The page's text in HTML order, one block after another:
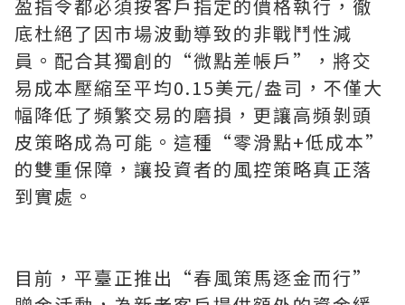
盈指令都必須按客戶指定的價格執行，徹
底杜絕了因市場波動導致的非戰鬥性減
員。配合其獨創的“微點差帳戶”，將交
易成本壓縮至平均0.15美元/盎司，不僅大
幅降低了頻繁交易的磨損，更讓高頻剝頭
皮策略成為可能。這種“零滑點+低成本”
的雙重保障，讓投資者的風控策略真正落
到實處。
目前，平臺正推出“春風策馬逐金而行”